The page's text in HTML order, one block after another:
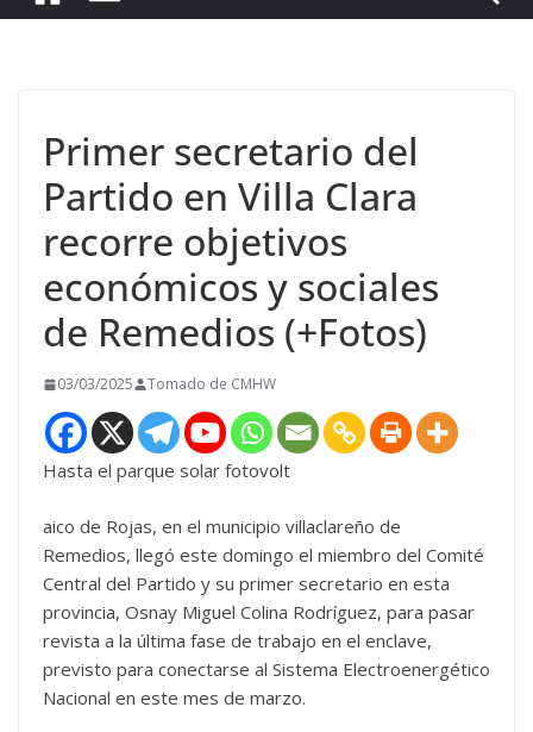
Primer secretario del
Partido en Villa Clara
recorre objetivos
económicos y sociales
de Remedios (+Fotos)
03/03/2025 Tomado de CMHW
Hasta el parque solar fotovolt
aico de Rojas, en el municipio villaclareño de
Remedios, llegó este domingo el miembro del Comité
Central del Partido y su primer secretario en esta
provincia, Osnay Miguel Colina Rodríguez, para pasar
revista a la última fase de trabajo en el enclave,
previsto para conectarse al Sistema Electroenergético
Nacional en este mes de marzo.